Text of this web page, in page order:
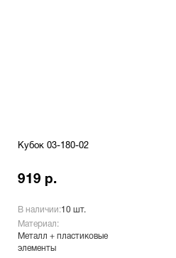
Кубок 03-180-02
919 р.
В наличии:10 шт.
Материал:
Металл + пластиковые
элементы